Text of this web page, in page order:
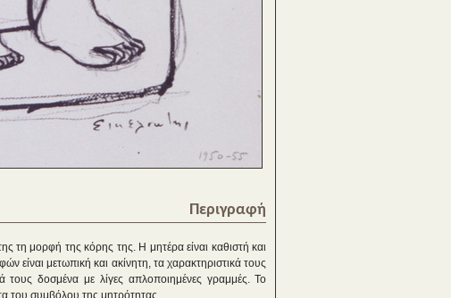
Περιγραφή
τη μορφή της κόρης της. Η μητέρα είναι καθιστή και
είναι μετωπική και ακίνητη, τα χαρακτηριστικά τους
τους δοσμένα με λίγες απλοποιημένες γραμμές. Το